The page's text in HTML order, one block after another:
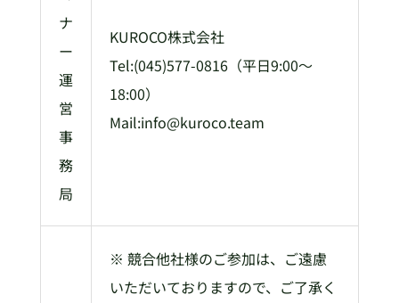
ナ
ー
運
営
事
務
局
KUROCO株式会社
Tel:(045)577-0816（平日9:00～
18:00）
Mail:info@kuroco.team
※ 競合他社様のご参加は、ご遠慮
いただいておりますので、ご了承く